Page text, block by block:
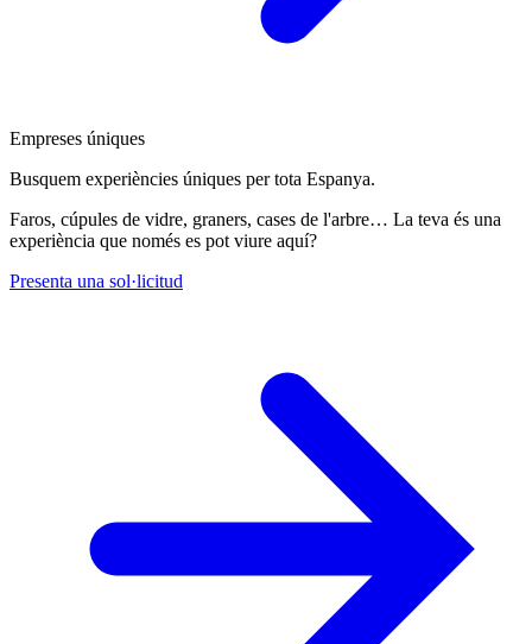
Empreses úniques
Busquem experiències úniques per tota Espanya.
Faros, cúpules de vidre, graners, cases de l'arbre… La teva és una
experiència que només es pot viure aquí?
Presenta una sol·licitud